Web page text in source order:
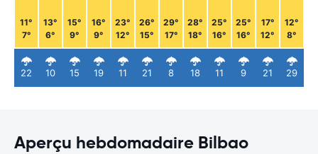
11°
7°
22
13°
6°
10
15°
9°
15
16°
9°
19
23°
12°
11
26°
15°
21
29°
17°
8
28°
18°
18
25°
16°
11
25°
16°
9
17°
12°
21
12°
8°
29
Aperçu hebdomadaire Bilbao